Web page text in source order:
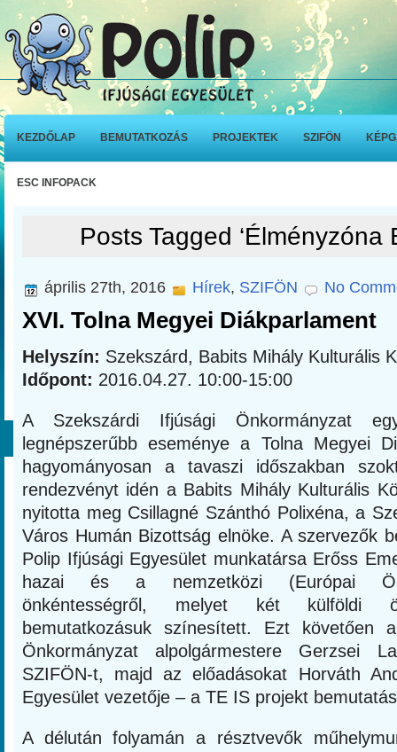
KEZDŐLAP BEMUTATKOZÁS PROJEKTEK SZIFÖN
ESC INFOPACK
Posts Tagged ‘Élményzóna
április 27th, 2016 Hírek, SZIFÖN No
XVI. Tolna Megyei Diákparlament
Helyszín: Szekszárd, Babits Mihály Kulturális
Időpont: 2016.04.27. 10:00-15:00
A Szekszárdi Ifjúsági Önkormányzat
legnépszerűbb eseménye a Tolna Megyei
hagyományosan a tavaszi időszakban
rendezvényt idén a Babits Mihály Kulturális
nyitotta meg Csillagné Szánthó Polixéna, a
Város Humán Bizottság elnöke. A szervezők
Polip Ifjúsági Egyesület munkatársa Erőss
hazai és a nemzetközi (Európai
önkéntességről, melyet két külföldi
bemutatkozásuk színesített. Ezt követően
Önkormányzat alpolgármestere Gerzsei
SZIFÖN-t, majd az előadásokat Horváth
Egyesület vezetője – a TE IS projekt
A délután folyamán a résztvevők